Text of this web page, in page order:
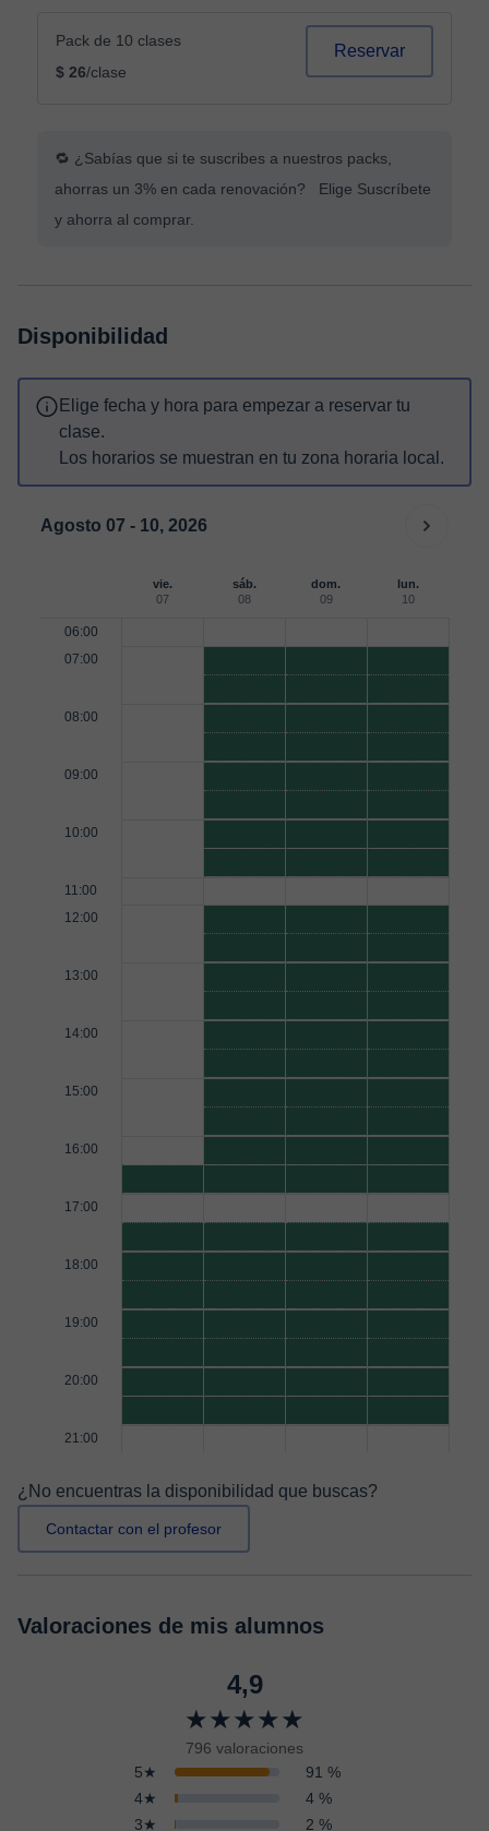
Pack de 10 clases
$ 26/clase
Reservar
🔁 ¿Sabías que si te suscribes a nuestros packs,
ahorras un 3% en cada renovación? Elige Suscríbete
y ahorra al comprar.
Disponibilidad
Elige fecha y hora para empezar a reservar tu
clase.
Los horarios se muestran en tu zona horaria local.
Agosto 07 - 10, 2026
vie.
07
sáb.
08
dom.
09
lun.
10
06:00
07:00
08:00
09:00
10:00
11:00
12:00
13:00
14:00
15:00
16:00
17:00
18:00
19:00
20:00
21:00
¿No encuentras la disponibilidad que buscas?
Contactar con el profesor
Valoraciones de mis alumnos
4,9
★★★★★
796 valoraciones
5★
91 %
4★
4 %
3★
2 %